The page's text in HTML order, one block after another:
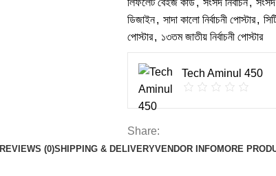
লিফলেট বেইজ কার্ড, সংসদ নির্বাচন, সংসদ
ডিজাইন, সাদা কালো নির্বাচনী পোস্টার,
পোস্টার, ১৩তম জাতীয় নির্বাচনী পোস্টার
Tech Aminul 450
Share:
REVIEWS (0)SHIPPING & DELIVERYVENDOR INFOMORE